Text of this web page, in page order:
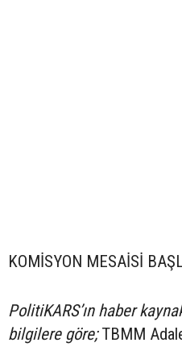
KOMİSYON MESAİSİ
PolitiKARS’ın haber
bilgilere göre;TBMM